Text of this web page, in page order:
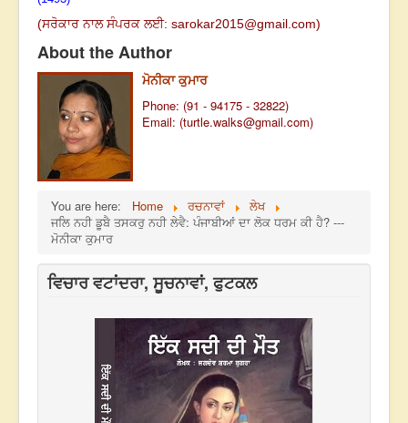
(ਸਰੋਕਾਰ ਨਾਲ ਸੰਪਰਕ ਲਈ: sarokar2015@gmail.com)
About the Author
ਮੋਨੀਕਾ ਕੁਮਾਰ
Phone: (91 - 94175 - 32822)
Email: (turtle.walks@gmail.com)
You are here: Home ਰਚਨਾਵਾਂ
ਲੇਖ
ਜਲਿ ਨਹੀ ਡੂਬੈ ਤਸਕਰੁ ਨਹੀ ਲੇਵੈ: ਪੰਜਾਬੀਆਂ ਦਾ ਲੋਕ ਧਰਮ ਕੀ ਹੈ? ---
ਮੋਨੀਕਾ ਕੁਮਾਰ
ਵਿਚਾਰ ਵਟਾਂਦਰਾ, ਸੂਚਨਾਵਾਂ, ਫੁਟਕਲ